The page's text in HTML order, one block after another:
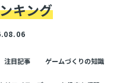
キング
注目記事 ゲームづくりの知識